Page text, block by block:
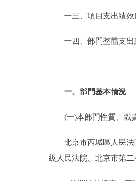
十三、項目支出績效
十四、部門整體支出
一、部門基本情況
(一)本部門性質、職
北京市西城區人民法院
級人民法院、北京市第